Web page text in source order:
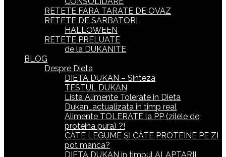
RETETE FARA TARATE DE OVAZ
RETETE DE SARBATORI
HALLOWEEN
RETETE PRELUATE
de la DUKANITE
BLOG
Despre Dieta
DIETA DUKAN – Sinteza
TESTUL DUKAN
Lista Alimente Tolerate in Dieta
Dukan_actualizata in timp real
Alimente TOLERATE la PP (zilele de
proteina pura) ?!
CÂTE LEGUME ȘI CÂTE PROTEINE PE ZI
pot manca?
DIETA DUKAN in timpul ALAPTARII